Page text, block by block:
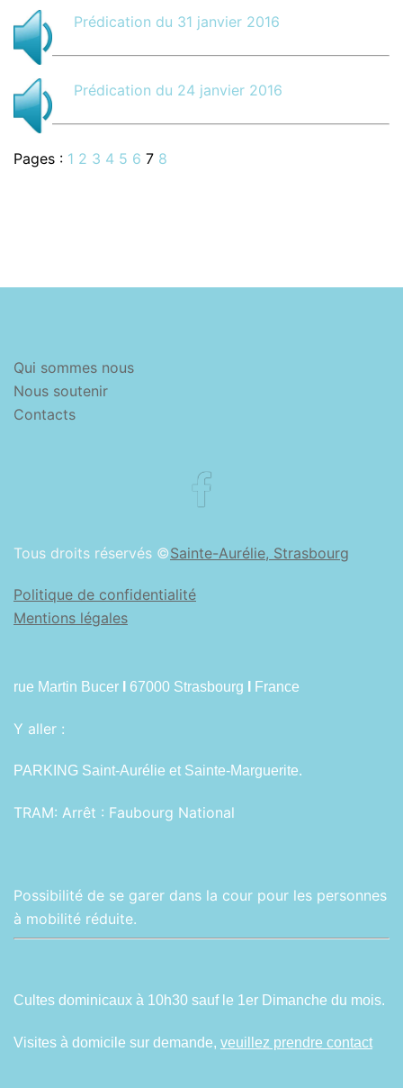
Prédication du 31 janvier 2016
Prédication du 24 janvier 2016
Pages : 1 2 3 4 5 6 7 8
Qui sommes nous
Nous soutenir
Contacts
Tous droits réservés ©Sainte-Aurélie, Strasbourg
Politique de confidentialité
Mentions légales
rue Martin Bucer 67000 Strasbourg France
Y aller :
PARKING Saint-Aurélie et Sainte-Marguerite.
TRAM: Arrêt : Faubourg National
Possibilité de se garer dans la cour pour les personnes
à mobilité réduite.
Cultes dominicaux à 10h30 sauf le 1er Dimanche du mois.
Visites à domicile sur demande, veuillez prendre contact